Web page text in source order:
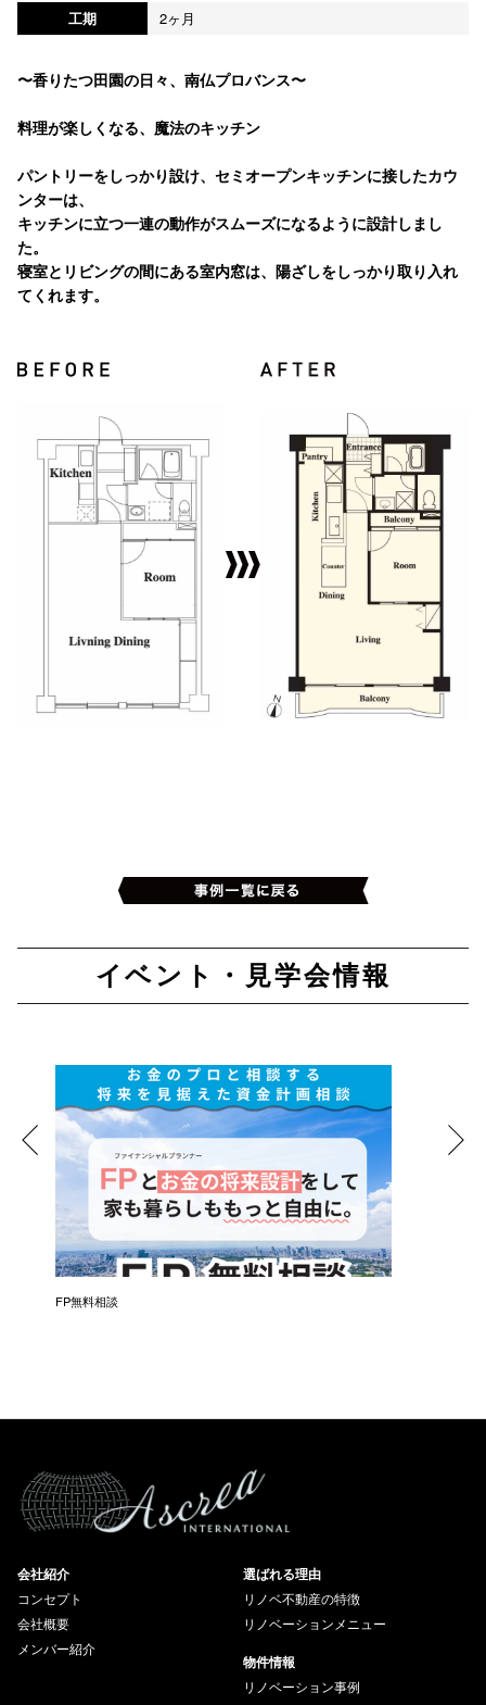
工期
2ヶ月
〜香りたつ田園の日々、南仏プロバンス〜
料理が楽しくなる、魔法のキッチン
パントリーをしっかり設け、セミオープンキッチンに接したカウ
ンターは、
キッチンに立つ一連の動作がスムーズになるように設計しまし
た。
寝室とリビングの間にある室内窓は、陽ざしをしっかり取り入れ
てくれます。
イベント・見学会情報
FP無料相談
会社紹介
コンセプト
会社概要
メンバー紹介
選ばれる理由
リノベ不動産の特徴
リノベーションメニュー
物件情報
リノベーション事例